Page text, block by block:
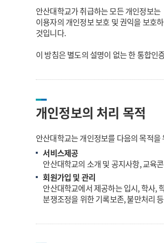
안산대학교가 취급하는 모든 개인정보
이용자의 개인정보 보호 및 권익을 보호
것입니다.
이 방침은 별도의 설명이 없는 한 통합인
개인정보의 처리 목적
안산대학교는 개인정보를 다음의 목적
서비스제공
안산대학교의 소개 및 공지사항, 교육
회원가입 및 관리
안산대학교에서 제공하는 입시, 학사,
분쟁조정을 위한 기록보존, 불만처리